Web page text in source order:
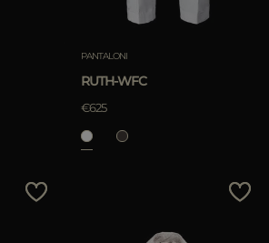
PANTALONI
RUTH-WFC
€625